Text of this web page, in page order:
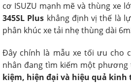
cơ ISUZU mạnh mẽ và thùng xe
345SL Plus khẳng định vị thế là
phân khúc xe tải nhẹ thùng dài
Đây chính là mẫu xe tối ưu cho
nhân đang tìm kiếm một phương
kiệm, hiện đại và hiệu quả kinh